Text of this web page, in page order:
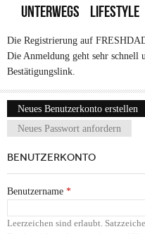
UNTERWEGS
LIFESTYLE
Die Registrierung auf
Die Anmeldung geht sehr
Bestätigungslink.
Haupt-Reiter
Neues Benutzerkonto erstellen
Neues Passwort anfordern
BENUTZERKONTO
Benutzername *
Leerzeichen sind erlaubt.